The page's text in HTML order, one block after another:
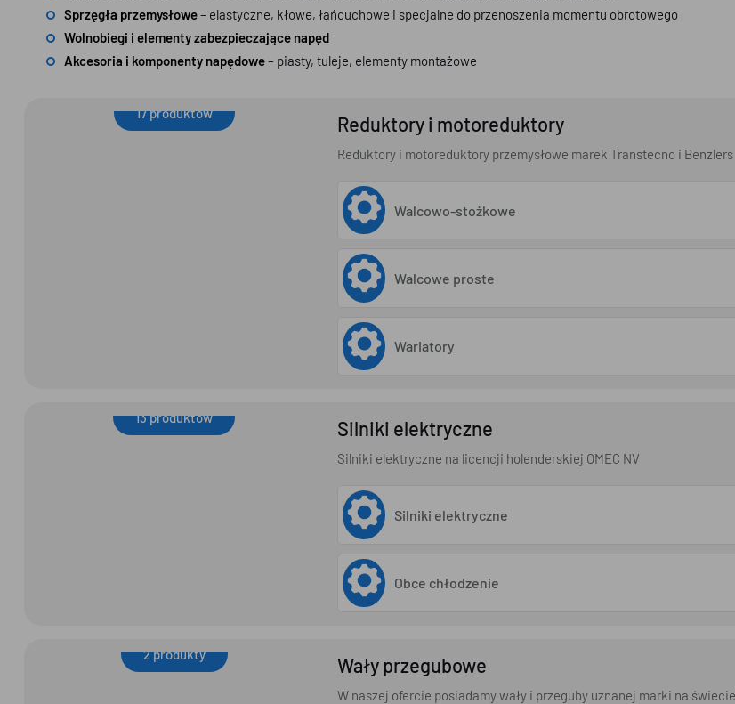
Sprzęgła przemysłowe– elastyczne, kłowe, łańcuchowe i specjalne do przenoszenia momentu obrotowego
Wolnobiegi i elementy zabezpieczające napęd
Akcesoria i komponenty napędowe– piasty, tuleje, elementy montażowe
Reduktory i motoreduktory
17 produktów Reduktory i motoreduktory
Reduktory i motoreduktory przemysłowe marek Transtecno i Benzlers
Walcowo-stożkowe
Walcowe proste
Wariatory
Silniki elektryczne
13 produktów Silniki elektryczne
Silniki elektryczne na licencji holenderskiej OMEC NV
Silniki elektryczne
Obce chłodzenie
Wały przegubowe
2 produkty Wały przegubowe
W naszej ofercie posiadamy wały i przeguby uznanej marki na